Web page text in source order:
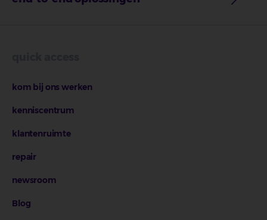
kom bij ons werken
kenniscentrum
klantenruimte
repair
newsroom
Blog